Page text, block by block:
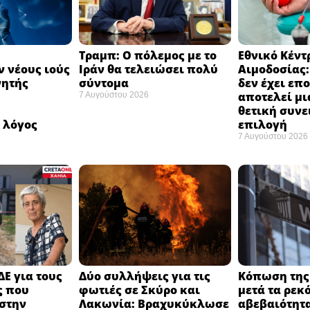
νέους ιούς
Τραμπ: Ο πόλεμος με το
Ιράν θα τελειώσει πολύ
σύντομα ​
7 Αυγούστου 2026
Εθνικό
δεν έχει
αποτελεί
θετική
επιλογή ​
7 Αυγούστου 2026
για τους
που
Δύο συλλήψεις για τις
φωτιές σε Σκύρο και
Λακωνία: Βραχυκύκλωσε
Κόπωση
μετά τα